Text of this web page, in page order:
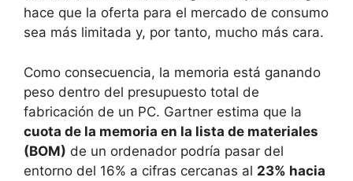
hace que la oferta para el mercado de consumo
sea más limitada y, por tanto, mucho más cara.
Como consecuencia, la memoria está ganando
peso dentro del presupuesto total de
fabricación de un PC. Gartner estima que la
cuota de la memoria en la lista de materiales
(BOM) de un ordenador podría pasar del
entorno del 16% a cifras cercanas al 23% hacia